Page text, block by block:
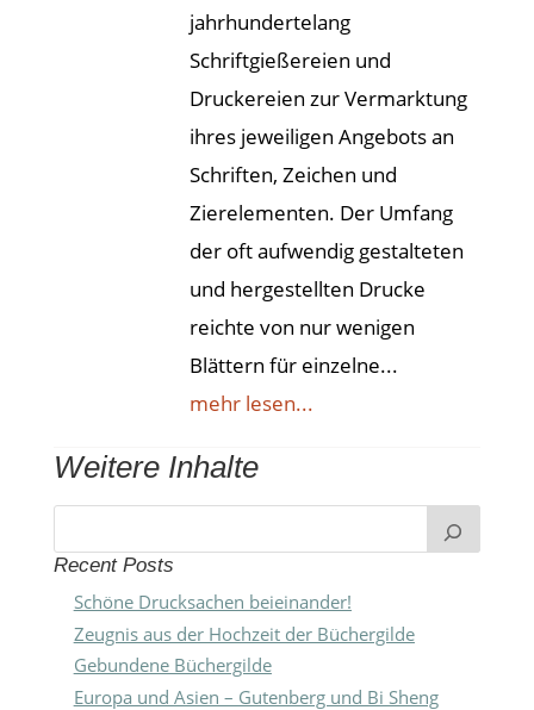
jahrhundertelang
Schriftgießereien und
Druckereien zur Vermarktung
ihres jeweiligen Angebots an
Schriften, Zeichen und
Zierelementen. Der Umfang
der oft aufwendig gestalteten
und hergestellten Drucke
reichte von nur wenigen
Blättern für einzelne...
mehr lesen...
Weitere Inhalte
Recent Posts
Schöne Drucksachen beieinander!
Zeugnis aus der Hochzeit der Büchergilde
Gebundene Büchergilde
Europa und Asien – Gutenberg und Bi Sheng